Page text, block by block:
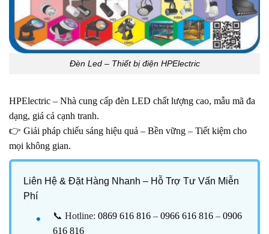
Đèn Led – Thiết bị điện HPElectric
HPElectric – Nhà cung cấp đèn LED chất lượng cao, mẫu mã đa
dạng, giá cả cạnh tranh.
👉 Giải pháp chiếu sáng hiệu quả – Bền vững – Tiết kiệm cho
mọi không gian.
Liên Hệ & Đặt Hàng Nhanh – Hỗ Trợ Tư Vấn Miễn
Phí
📞 Hotline: 0869 616 816– 0966 616 816– 0906
616 816